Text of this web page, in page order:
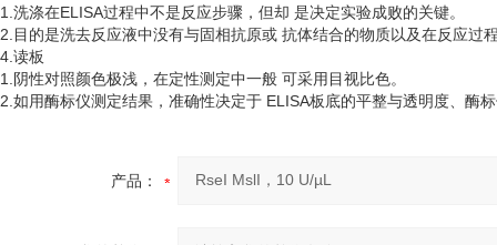
1.洗涤在ELISA过程中不是反应步骤，但却 是决定实验成败的关键。
2.目的是洗去反应液中没有与固相抗原或 抗体结合的物质以及在反应过
4.读板
1.阴性对照颜色极浅，在定性测定中一般 可采用目视比色。
2.如用酶标仪测定结果，准确性决定于 ELISA板底的平整与透明度、酶
产品：